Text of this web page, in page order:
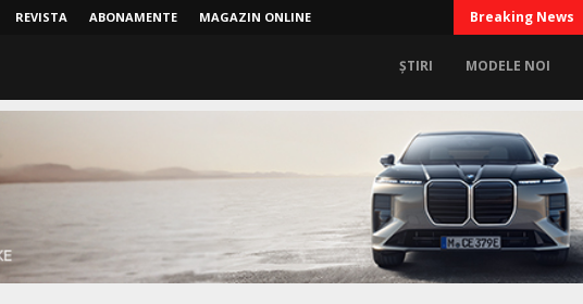
REVISTA ABONAMENTE MAGAZIN ONLINE Breaking News
ȘTIRI MODELE NOI